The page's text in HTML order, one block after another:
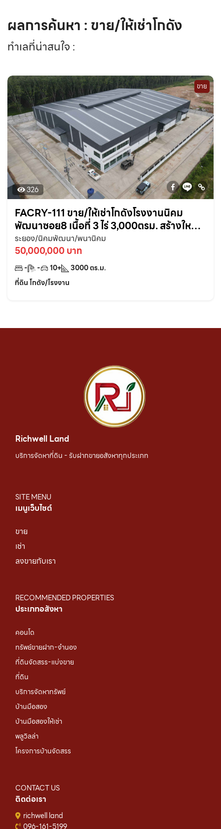
ผลการค้นหา : ขาย/ให้เช่าโกดัง
ทำเลที่น่าสนใจ :
ขาย
326
FACRY-111 ขาย/ให้เช่าโกดังโรงงานนิคม
พัฒนาซอย8 เนื้อที่ 3 ไร่ 3,000ตรม. สร้างใหม่
พร้อมใช้งาน ใกล้BYD-6กม. อ.นิคมพัฒนา
ระยอง
ระยอง/นิคมพัฒนา/พนานิคม
50,000,000 บาท
- - 10+ 3000ตร.ม.
ที่ดิน โกดัง/โรงงาน
Richwell Land
บริการจัดหาที่ดิน - รับฝากขายอสังหาทุกประเภท
SITE MENU
เมนูเว็บไซต์
ขาย
เช่า
ลงขายกับเรา
RECOMMENDED PROPERTIES
ประเภทอสังหา
คอนโด
ทรัพย์ขายฝาก-จำนอง
ที่ดินจัดสรร-แบ่งขาย
ที่ดิน
บริการจัดหาทรัพย์
บ้านมือสอง
บ้านมือสองให้เช่า
พลูวิลล่า
โครงการบ้านจัดสรร
CONTACT US
ติดต่อเรา
richwell land
096-161-5199